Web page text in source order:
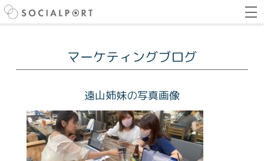
マーケティングブログ
遠山姉妹の写真画像